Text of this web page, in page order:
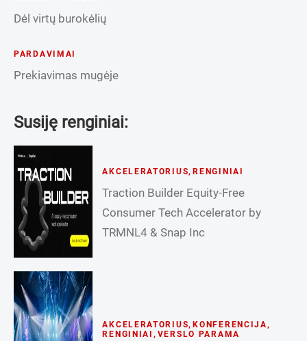
Dėl virtų burokėlių
PARDAVIMAI
Prekiavimas mugėje
Susiję renginiai:
AKCELERATORIUS, RENGINIAI
Traction Builder Equity-Free
Consumer Tech Accelerator by
TRMNL4 & Snap Inc
AKCELERATORIUS, KONFERENCIJA,
RENGINIAI , VERSLO PARAMA